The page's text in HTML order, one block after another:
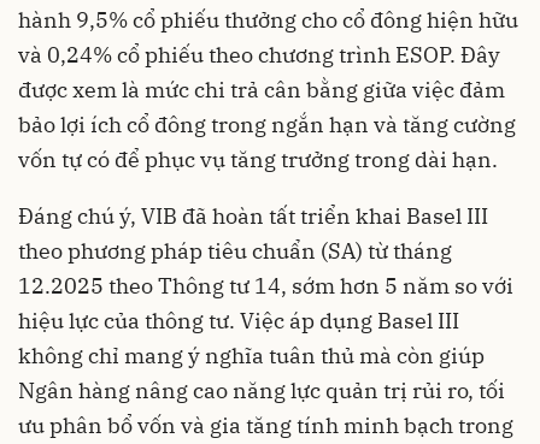
hành 9,5% cổ phiếu thưởng cho cổ đông hiện hữu
và 0,24% cổ phiếu theo chương trình ESOP. Đây
được xem là mức chi trả cân bằng giữa việc đảm
bảo lợi ích cổ đông trong ngắn hạn và tăng cường
vốn tự có để phục vụ tăng trưởng trong dài hạn.
Đáng chú ý, VIB đã hoàn tất triển khai Basel III
theo phương pháp tiêu chuẩn (SA) từ tháng
12.2025 theo Thông tư 14, sớm hơn 5 năm so với
hiệu lực của thông tư. Việc áp dụng Basel III
không chỉ mang ý nghĩa tuân thủ mà còn giúp
Ngân hàng nâng cao năng lực quản trị rủi ro, tối
ưu phân bổ vốn và gia tăng tính minh bạch trong